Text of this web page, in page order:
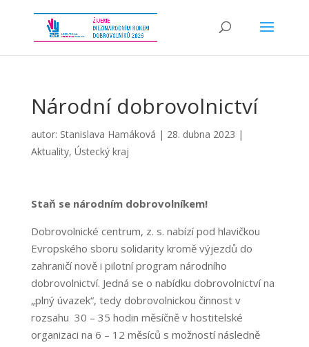
Národní dobrovolnictví
autor: Stanislava Hamáková | 28. dubna 2023 |
Aktuality, Ústecký kraj
Staň se národním dobrovolníkem!
Dobrovolnické centrum, z. s. nabízí pod hlavičkou
Evropského sboru solidarity kromě výjezdů do
zahraničí nově i pilotní program národního
dobrovolnictví. Jedná se o nabídku dobrovolnictví na
„plný úvazek“, tedy dobrovolnickou činnost v
rozsahu 30 – 35 hodin měsíčně v hostitelské
organizaci na 6 – 12 měsíců s možností následně